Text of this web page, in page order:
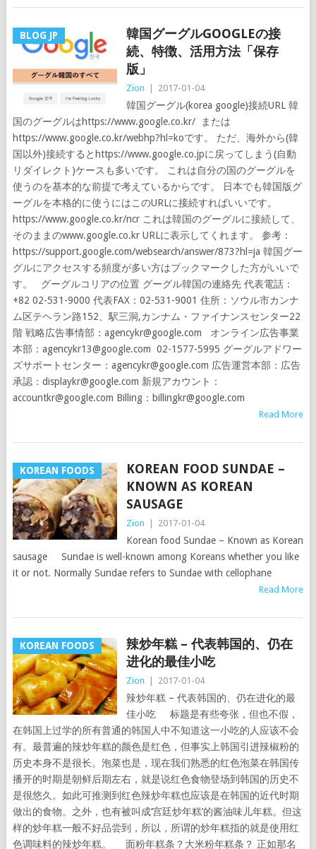
BLOG JP
韓国グーグルGOOGLEの接
続、特徴、活用方法「保存
版」
Zion 2017-01-04
韓国グーグル(korea google)接続URL 韓
国のグーグルはhttps://www.google.co.kr/ または
https://www.google.co.kr/webhp?hl=koです。 ただ、海外から(韓
国以外)接続するとhttps://www.google.co.jpに戻ってしまう(自動
リダイレクト)ケースも多いです。 これは自分の国のグーグルを
使うのを基本的な前提で考えているからです。 日本でも韓国版グ
ーグルを本格的に使うにはこのURLに接続すればいいです。
https://www.google.co.kr/ncr これは韓国のグーグルに接続して、
そのままのwww.google.co.kr URLに表示してくれます。 参考：
https://support.google.com/websearch/answer/873?hl=ja 韓国グー
グルにアクセスする頻度が多い方はブックマークした方がいいで
す。 グーグルコリアの位置 グーグル韓国の連絡先 代表電話：
+82 02-531-9000 代表FAX：02-531-9001 住所：ソウル市カンナ
ム区テヘラン路152、駅三洞,カンナム・ファイナンスセンター22
階 戦略広告事情部：agencykr@google.com オンライン広告事業
本部：agencykr13@google.com 02-1577-5995 グーグルアドワー
ズサポートセンター：agencykr@google.com 広告運営本部：広告
承認：displaykr@google.com 新規アカウント：
accountkr@google.com Billing：billingkr@google.com
Read More
KOREAN FOODS
KOREAN FOOD SUNDAE –
KNOWN AS KOREAN
SAUSAGE
Zion 2017-01-04
Korean food Sundae – Known as Korean
sausage Sundae is well-known among Koreans whether you like
it or not. Normally Sundae refers to Sundae with cellophane
Read More
KOREAN FOODS
辣炒年糕 – 代表韩国的、仍在
进化的最佳小吃
Zion 2017-01-04
辣炒年糕 – 代表韩国的、仍在进化的最
佳小吃 标题是有些夸张，但也不假，
在韩国上过学的所有普通的韩国人中不知道这一小吃的人应该不会
有。最普遍的辣炒年糕的颜色是红色，但事实上韩国引进辣椒粉的
历史本身不是很长。泡菜也是，现在我们熟悉的红色泡菜在韩国传
播开的时期是朝鲜后期左右，就是说红色食物登场到韩国的历史不
是很悠久。如此可推测到红色辣炒年糕也应该是在韩国的近代时期
做出的食物。之外，也有被叫成‘宫廷炒年糕’的酱油味儿年糕。但这
样的炒年糕一般不好品尝到，所以，所谓的炒年糕指的就是使用红
色调味料的辣炒年糕。 面粉年糕条？大米粉年糕条？ 正如那名